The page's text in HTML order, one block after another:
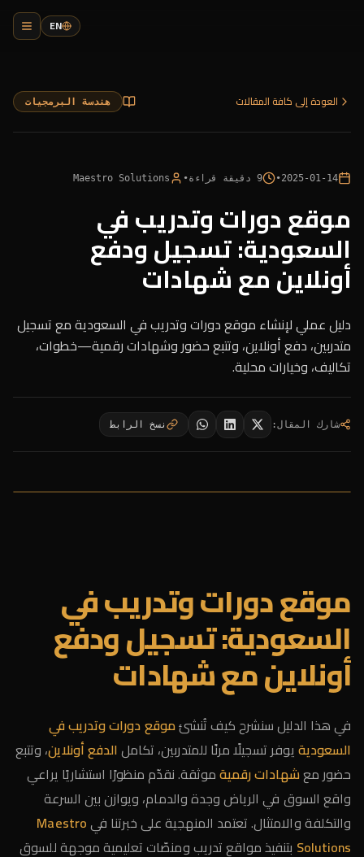
EN
العودة إلى كافة المقالات هندسة البرمجيات
2025-01-14
•
9 دقيقة قراءة•
Maestro Solutions
موقع دورات وتدريب في
السعودية: تسجيل ودفع
أونلاين مع شهادات
دليل عملي لإنشاء موقع دورات وتدريب في السعودية مع تسجيل
متدربين، دفع أونلاين، وتتبع حضور وشهادات رقمية—خطوات،
تكاليف، وخيارات محلية.
شارك المقال: نسخ الرابط
موقع دورات وتدريب في
السعودية: تسجيل ودفع
أونلاين مع شهادات
في هذا الدليل سنشرح كيف تُنشئموقع دورات وتدريب في
السعوديةيوفر تسجيلًا مرنًا للمتدربين، تكاملالدفع أونلاين، وتتبع
حضور معشهادات رقميةموثقة. نقدّم منظورًا استشاريًا يراعي
واقع السوق في الرياض وجدة والدمام، ويوازن بين السرعة
والتكلفة والامتثال. تعتمد المنهجية على خبرتنا فيMaestro
Solutions بتنفيذ مواقع تدريب ومنصّات تعليمية موجهة للسوق